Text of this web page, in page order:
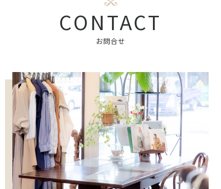
CONTACT
お問合せ